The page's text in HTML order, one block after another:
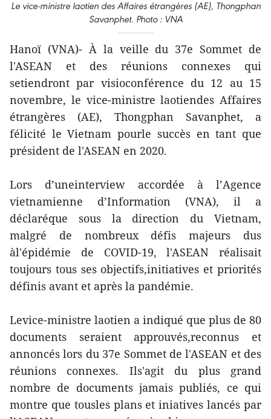
Le vice-ministre laotien des Affaires étrangères (AE), Thongphan
Savanphet. Photo : VNA
Hanoï (VNA)- À la veille du 37e Sommet de
l'ASEAN et des réunions connexes qui
setiendront par visioconférence du 12 au 15
novembre, le vice-ministre laotiendes Affaires
étrangères (AE), Thongphan Savanphet, a
félicité le Vietnam pourle succès en tant que
président de l'ASEAN en 2020.
Lors d’uneinterview accordée à l’Agence
vietnamienne d’Information (VNA), il a
déclaréque sous la direction du Vietnam,
malgré de nombreux défis majeurs dus
àl'épidémie de COVID-19, l'ASEAN réalisait
toujours tous ses objectifs,initiatives et priorités
définis avant et après la pandémie.
Levice-ministre laotien a indiqué que plus de 80
documents seraient approuvés,reconnus et
annoncés lors du 37e Sommet de l'ASEAN et des
réunions connexes. Ils'agit du plus grand
nombre de documents jamais publiés, ce qui
montre que tousles plans et iniatives lancés par